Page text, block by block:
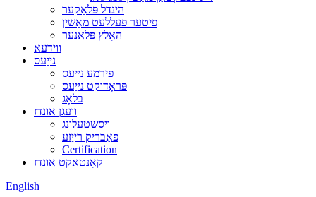
הינדל פּלאַקער
פיטער פּעללעט מאַשין
האָלץ פּלאַנער
ווידעא
נייַעס
פירמע נייַעס
פּראָדוקט נייַעס
בלאָג
וועגן אונדז
ויסשטעלונג
פאַבריק רייַזע
Certification
קאָנטאַקט אונדז
English